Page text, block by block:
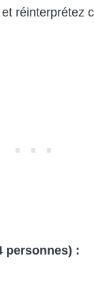
réinterprétez
personnes) :